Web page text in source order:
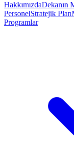
HakkımızdaDekanın
PersonelStratejik Plan
Programlar